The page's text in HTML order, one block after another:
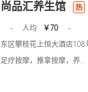
尚品汇养生馆 热
- 人均 ￥70
-
东区攀枝花上恒大酒店108
足疗按摩，推拿按摩，养...